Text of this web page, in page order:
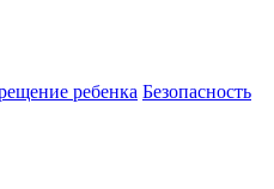
ребенка Безопасность